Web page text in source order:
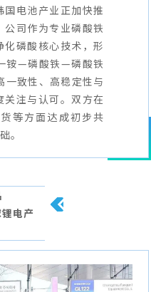
电池产业正加快推
司作为专业磷酸铁
磷酸核心技术，形
铵—磷酸铁—磷酸铁
致性、高稳定性与
注与认可。双方在
等方面达成初步共
。
电产